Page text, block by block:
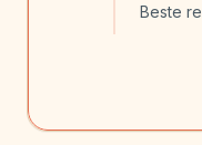
Beste